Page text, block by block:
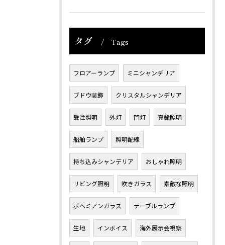
タグ Tags
フロアーランプ ミニシャンデリア
ブドウ装飾 クリスタルシャンデリア
受注照明 外灯 門灯 真鍮照明
船舶ランプ 照明配線
持ち込みシャンデリア おしゃれ照明
リビング照明 吹きガラス 素敵な照明
ボヘミアンガラス テーブルランプ
生地 インボイス 海外展示会視察